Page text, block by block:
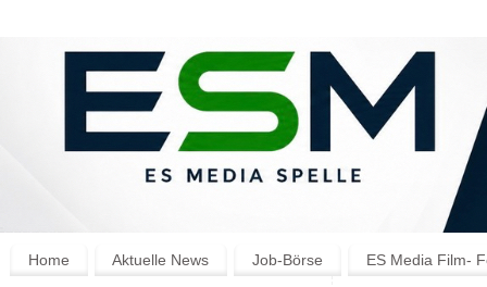
Home Aktuelle News Job-Börse ES Media Film-